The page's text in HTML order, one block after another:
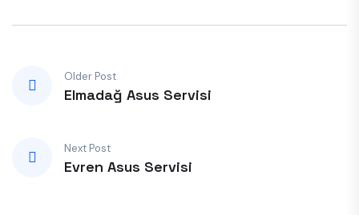
Older Post
Elmadağ Asus Servisi
Next Post
Evren Asus Servisi